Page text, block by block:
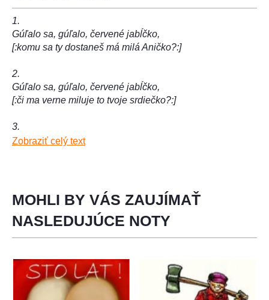
1.
Gúľalo sa, gúľalo, červené jabĺčko,
[:komu sa ty dostaneš má milá Aničko?:]
2.
Gúľalo sa, gúľalo, červené jabĺčko,
[:či ma verne miluje to tvoje srdiečko?:]
3.
Pomykuj sa, pomykuj, pomaličky ku mne,
Ej, kováči, kováči, akí ste vy pyšní,
[:nechceli ste podkovať mojej milej čižmy.:]
Zobraziť celý text
MOHLI BY VÁS ZAUJÍMAŤ
NASLEDUJÚCE NOTY